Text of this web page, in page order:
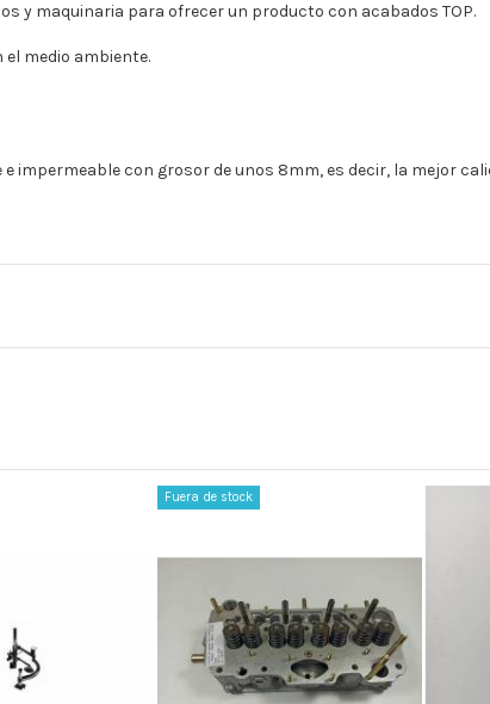
y maquinaria para ofrecer un producto con acabados TOP.
medio ambiente.
con grosor de unos 8mm, es decir, la mejor
Fuera de stock